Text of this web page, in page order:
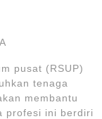
pusat (RSUP)
tenaga
membantu
profesi ini berdiri